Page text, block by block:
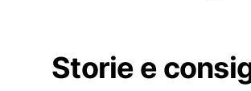
Storie e